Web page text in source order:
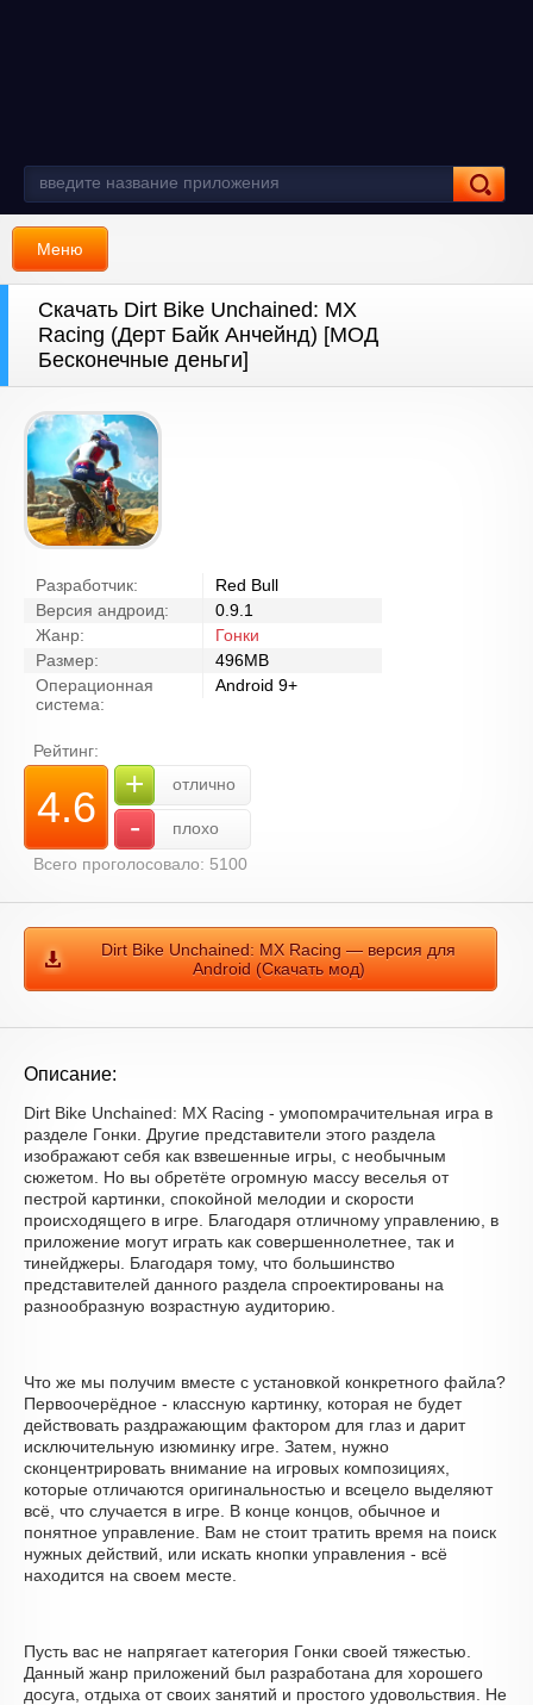
Меню
Скачать Dirt Bike Unchained: MX
Racing (Дерт Байк Анчейнд) [МОД
Бесконечные деньги]
Разработчик:
Red Bull
Версия андроид:
0.9.1
Жанр:
Гонки
Размер:
496MB
Операционная
система:
Android 9+
Рейтинг:
4.6 + отлично
-
плохо
Всего проголосовало: 5100
Dirt Bike Unchained: MX Racing — версия для
Android (Скачать мод)
Описание:
Dirt Bike Unchained: MX Racing - умопомрачительная игра в
разделе Гонки. Другие представители этого раздела
изображают себя как взвешенные игры, с необычным
сюжетом. Но вы обретёте огромную массу веселья от
пестрой картинки, спокойной мелодии и скорости
происходящего в игре. Благодаря отличному управлению, в
приложение могут играть как совершеннолетнее, так и
тинейджеры. Благодаря тому, что большинство
представителей данного раздела спроектированы на
разнообразную возрастную аудиторию.
Что же мы получим вместе с установкой конкретного файла?
Первоочерёдное - классную картинку, которая не будет
действовать раздражающим фактором для глаз и дарит
исключительную изюминку игре. Затем, нужно
сконцентрировать внимание на игровых композициях,
которые отличаются оригинальностью и всецело выделяют
всё, что случается в игре. В конце концов, обычное и
понятное управление. Вам не стоит тратить время на поиск
нужных действий, или искать кнопки управления - всё
находится на своем месте.
Пусть вас не напрягает категория Гонки своей тяжестью.
Данный жанр приложений был разработана для хорошего
досуга, отдыха от своих занятий и простого удовольствия. Не